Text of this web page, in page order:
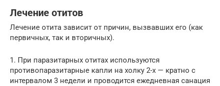
Лечение отитов
Лечение отита зависит от причин, вызвавших его (как
первичных, так и вторичных).
1. При паразитарных отитах используются
противопаразитарные капли на холку 2-х — кратно с
интервалом 3 недели и проводится ежедневная санация